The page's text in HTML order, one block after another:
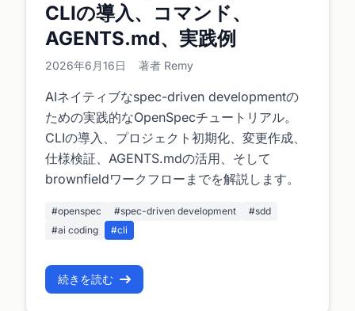
CLIの導入、コマンド、
AGENTS.md、実践例
2026年6月16日 著者 Remy
AIネイティブなspec-driven developmentの
ための実践的なOpenSpecチュートリアル。
CLIの導入、プロジェクト初期化、変更作成、
仕様検証、AGENTS.mdの活用、そして
brownfieldワークフローまでを解説します。
#openspec #spec-driven development
#sdd
#ai coding
#cli
続きを読む